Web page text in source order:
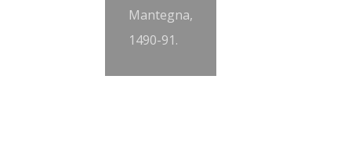
Mantegna,
1490-91.